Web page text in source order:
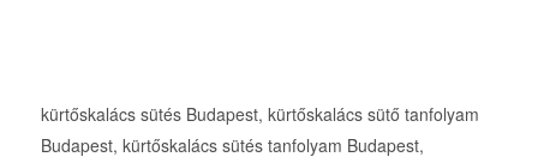
kürtőskalács sütés Budapest, kürtőskalács sütő tanfolyam
Budapest, kürtőskalács sütés tanfolyam Budapest,